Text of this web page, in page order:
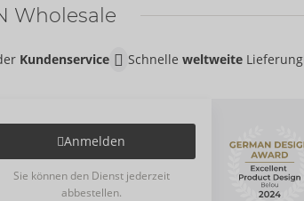
Wholesale
Kundenservice Schnelle weltweiteLieferung
Anmelden
Sie können den Dienst jederzeit
abbestellen.